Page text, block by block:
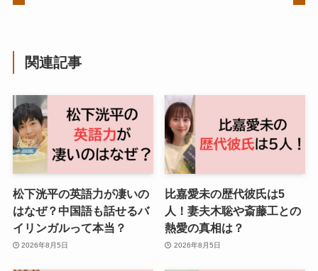
関連記事
松下洸平の英語力が凄いの
はなぜ？中国語も話せるバ
イリンガルって本当？
2026年8月5日
比嘉愛未の歴代彼氏は5
人！妻夫木聡や斎藤工との
熱愛の真相は？
2026年8月5日